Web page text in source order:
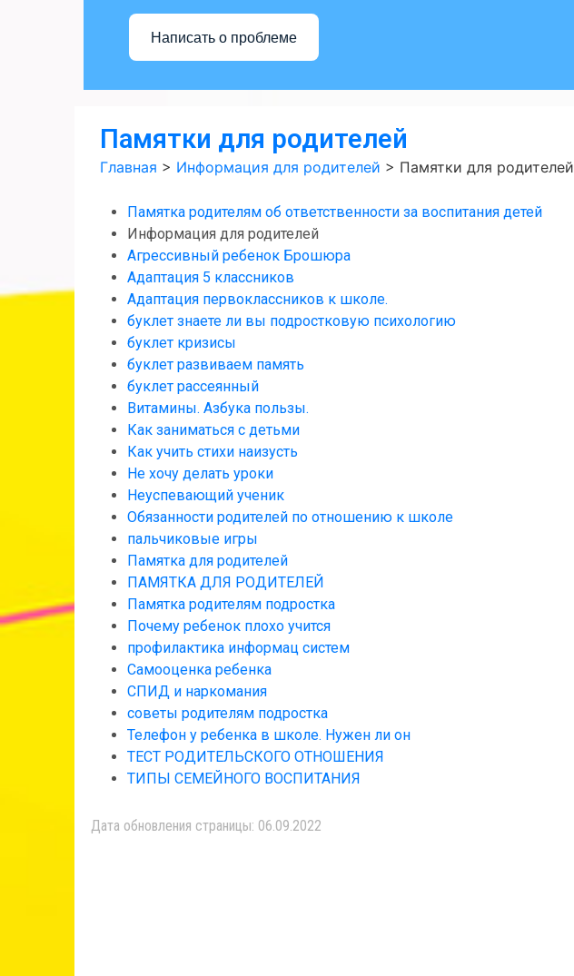
Написать о проблеме
Памятки для родителей
Главная > Информация для родителей > Памятки для родителей
Памятка родителям об ответственности за воспитания детей
Информация для родителей
Агрессивный ребенок Брошюра
Адаптация 5 классников
Адаптация первоклассников к школе.
буклет знаете ли вы подростковую психологию
буклет кризисы
буклет развиваем память
буклет рассеянный
Витамины. Азбука пользы.
Как заниматься с детьми
Как учить стихи наизусть
Не хочу делать уроки
Неуспевающий ученик
Обязанности родителей по отношению к школе
пальчиковые игры
Памятка для родителей
ПАМЯТКА ДЛЯ РОДИТЕЛЕЙ
Памятка родителям подростка
Почему ребенок плохо учится
профилактика информац систем
Самооценка ребенка
СПИД и наркомания
советы родителям подростка
Телефон у ребенка в школе. Нужен ли он
ТЕСТ РОДИТЕЛЬСКОГО ОТНОШЕНИЯ
ТИПЫ СЕМЕЙНОГО ВОСПИТАНИЯ
Дата обновления страницы: 06.09.2022